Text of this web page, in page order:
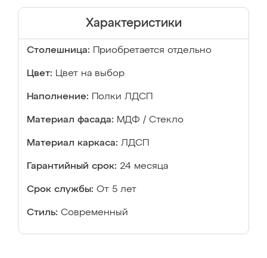
Характеристики
Столешница: Приобретается отдельно
Цвет: Цвет на выбор
Наполнение: Полки ЛДСП
Материал фасада: МДФ / Стекло
Материал каркаса: ЛДСП
Гарантийный срок: 24 месяца
Срок службы: От 5 лет
Стиль: Современный